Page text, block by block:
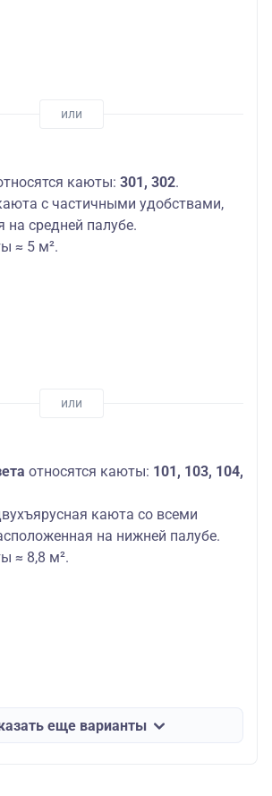
каюты: 301, 302.
с частичными удобствами,
на средней палубе.
≈ 5 м².
относятся каюты: 101, 103, 104,
каюта со всеми
на нижней палубе.
≈ 8,8 м².
еще варианты